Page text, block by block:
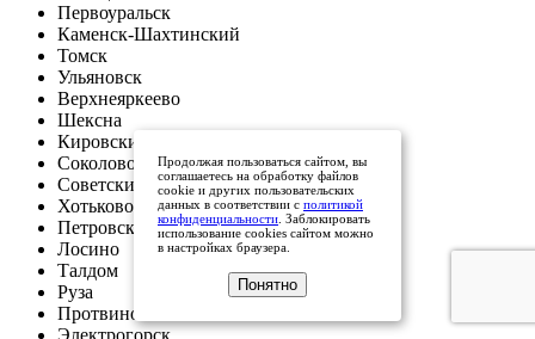
Первоуральск
Каменск-Шахтинский
Томск
Ульяновск
Верхнеяркеево
Шексна
Кировский
Соколово
Советский
Хотьково
Петровский
Лосино
Талдом
Руза
Протвино
Продолжая пользоваться сайтом, вы
соглашаетесь на обработку файлов
cookie и других пользовательских
данных в соответствии с политикой
конфиденциальности . Заблокировать
использование cookies сайтом можно
в настройках браузера.
Понятно